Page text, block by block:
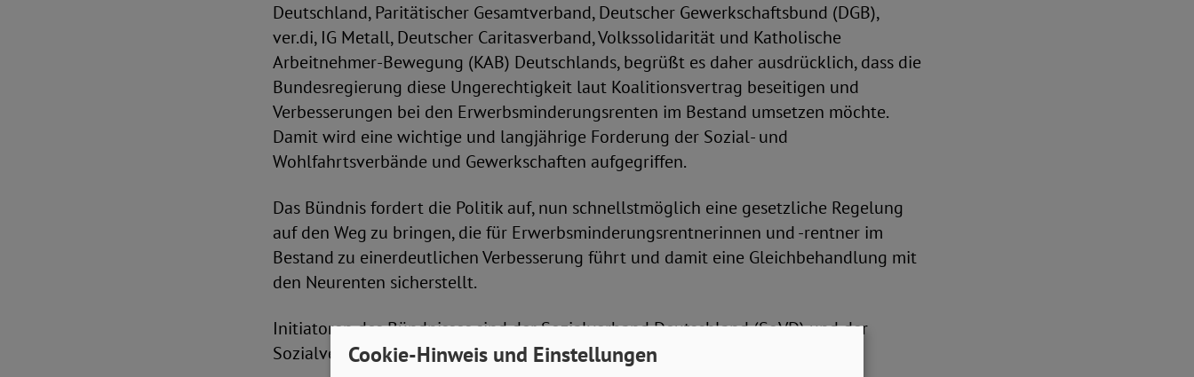
Deutschland, Paritätischer Gesamtverband, Deutscher Gewerkschaftsbund (DGB),
ver.di, IG Metall, Deutscher Caritasverband, Volkssolidarität und Katholische
Arbeitnehmer-Bewegung (KAB) Deutschlands, begrüßt es daher ausdrücklich, dass die
Bundesregierung diese Ungerechtigkeit laut Koalitionsvertrag beseitigen und
Verbesserungen bei den Erwerbsminderungsrenten im Bestand umsetzen möchte.
Damit wird eine wichtige und langjährige Forderung der Sozial- und
Wohlfahrtsverbände und Gewerkschaften aufgegriffen.
Das Bündnis fordert die Politik auf, nun schnellstmöglich eine gesetzliche Regelung
auf den Weg zu bringen, die für Erwerbsminderungsrentnerinnen und -rentner im
Bestand zu einerdeutlichen Verbesserung führt und damit eine Gleichbehandlung mit
den Neurenten sicherstellt.
Initiatoren des Bündnisses sind der Sozialverband Deutschland (SoVD) und der
Sozialverband VdK Deutschland.
Cookie-Hinweis und Einstellungen